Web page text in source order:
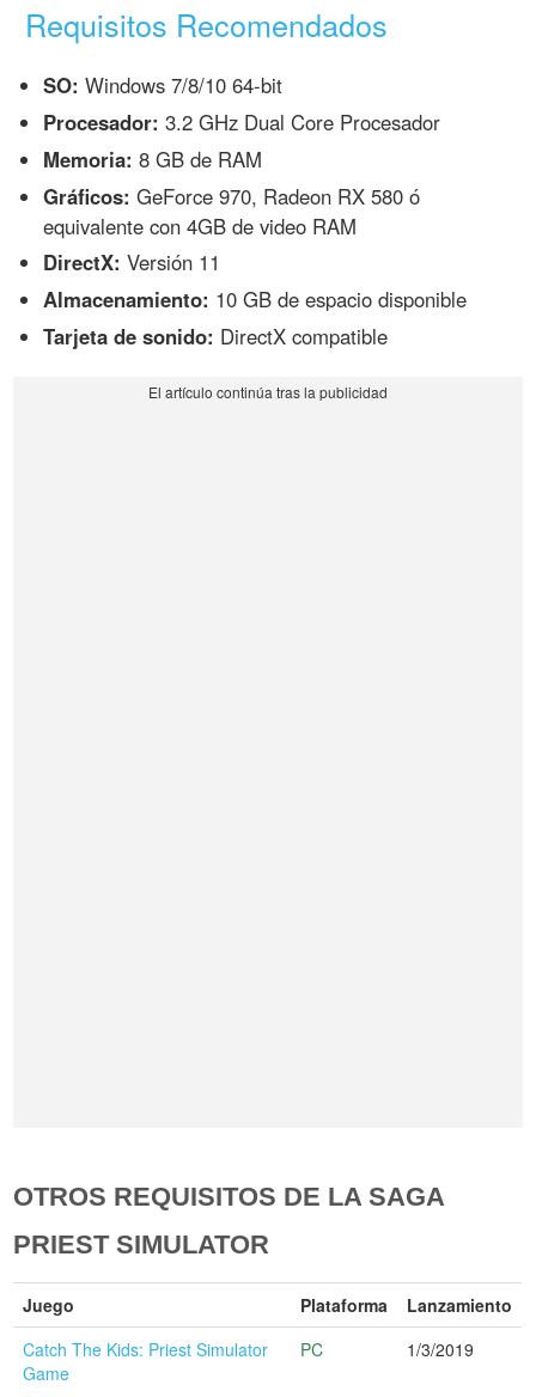
Requisitos Recomendados
SO: Windows 7/8/10 64-bit
Procesador: 3.2 GHz Dual Core Procesador
Memoria: 8 GB de RAM
Gráficos: GeForce 970, Radeon RX 580 ó
equivalente con 4GB de video RAM
DirectX: Versión 11
Almacenamiento: 10 GB de espacio disponible
Tarjeta de sonido: DirectX compatible
OTROS REQUISITOS DE LA SAGA
PRIEST SIMULATOR
Juego Plataforma
Lanzamiento
Catch The Kids: Priest Simulator
Game
PC 1/3/2019